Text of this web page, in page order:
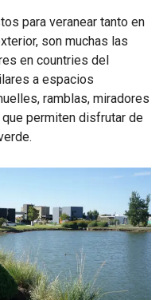
para veranear tanto en
son muchas las
en countries del
a espacios
ramblas, miradores
permiten disfrutar de